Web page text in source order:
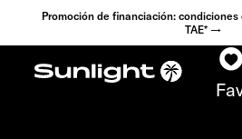
Promoción de financiación: condiciones
TAE* →